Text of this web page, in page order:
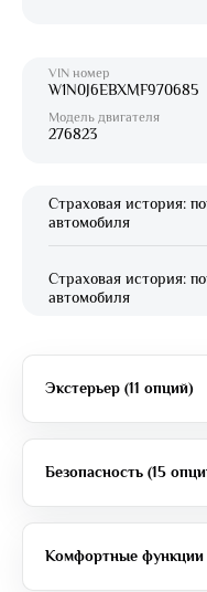
VIN номер
W1N0J6EBXMF970685
Модель двигателя
276823
Страховая история:
автомобиля
Страховая история:
автомобиля
Экстерьер (11 опций)
Безопасность (15
Комфортные функции